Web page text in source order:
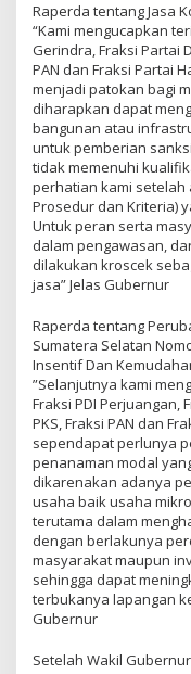
Raperda tentang Jasa
“Kami mengucapkan
Gerindra, Fraksi Partai
PAN dan Fraksi Partai
menjadi patokan bagi
diharapkan dapat
bangunan atau
untuk pemberian
tidak memenuhi
perhatian kami setelah
Prosedur dan Kriteria)
Untuk peran serta
dalam pengawasan,
dilakukan kroscek
jasa” Jelas Gubernur
Raperda tentang
Sumatera Selatan
Insentif Dan
”Selanjutnya kami
Fraksi PDI Perjuangan,
PKS, Fraksi PAN dan
sependapat perlunya
penanaman modal
dikarenakan adanya
usaha baik usaha
terutama dalam
dengan berlakunya
masyarakat maupun
sehingga dapat
terbukanya lapangan
Gubernur
Setelah Wakil